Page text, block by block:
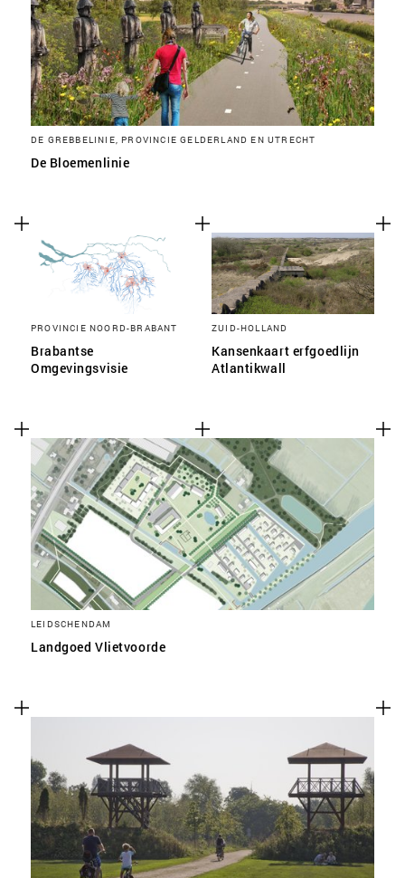
DE GREBBELINIE, PROVINCIE GELDERLAND EN UTRECHT
De Bloemenlinie
PROVINCIE NOORD-BRABANT
Brabantse
Omgevingsvisie
ZUID-HOLLAND
Kansenkaart erfgoedlijn
Atlantikwall
LEIDSCHENDAM
Landgoed Vlietvoorde